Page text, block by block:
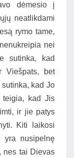
dėmesio į
neatlikdami
rymo tame,
nei
sutinka, kad
Viešpats, bet
kad Jo
teigia, kad Jis
ir jie patys
Kiti laikosi
yra nusipelnę
nes tai Dievas